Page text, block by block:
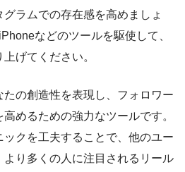
ラムでの存在感を高めましょ
などのツールを駆使して、
げてください。
の創造性を表現し、フォロワー
めるための強力なツールです。
クを工夫することで、他のユー
り多くの人に注目されるリール